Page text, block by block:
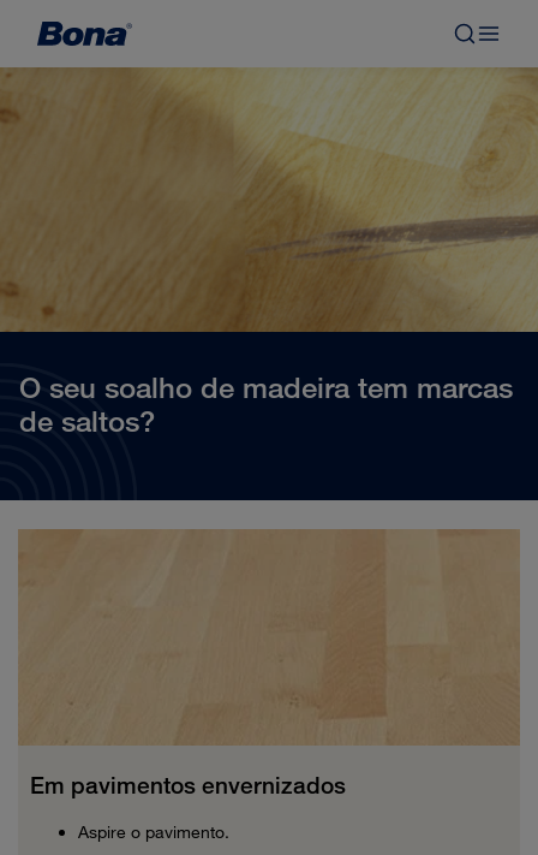
O seu soalho de madeira tem marcas
de saltos?
Em pavimentos envernizados
Aspire o pavimento.